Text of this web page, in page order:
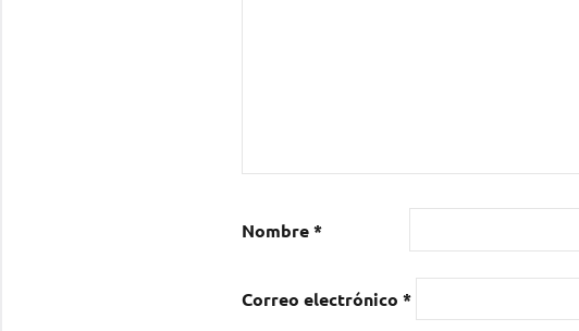
Nombre*
Correo electrónico *